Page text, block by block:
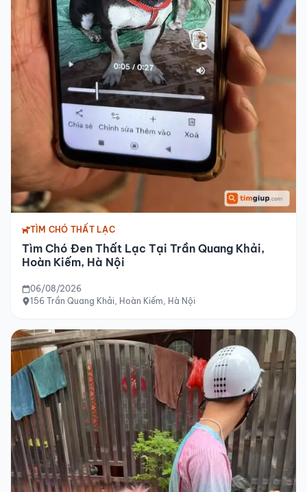
TÌM CHÓ THẤT LẠC
Tìm Chó Đen Thất Lạc Tại Trần Quang Khải,
Hoàn Kiếm, Hà Nội
06/08/2026
156 Trần Quang Khải, Hoàn Kiếm, Hà Nội